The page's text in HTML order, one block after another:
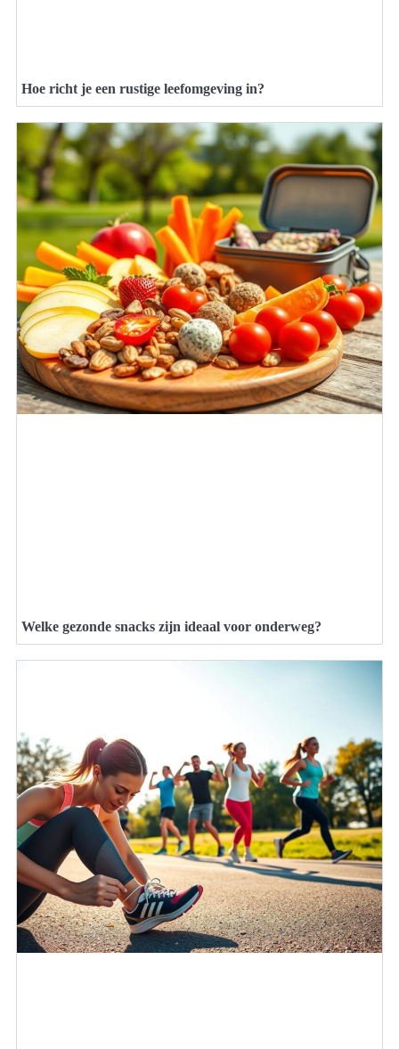
Hoe richt je een rustige leefomgeving in?
Welke gezonde snacks zijn ideaal voor onderweg?